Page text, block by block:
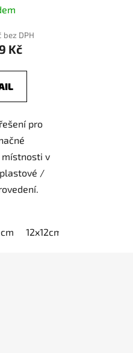
bez DPH
Kč
pro
místnosti v
/
12x12cm